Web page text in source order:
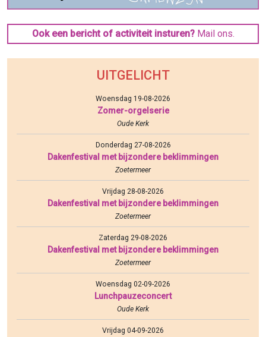
Ook een bericht of activiteit insturen?Mail ons.
UITGELICHT
Woensdag 19-08-2026
Zomer-orgelserie
Oude Kerk
Donderdag 27-08-2026
Dakenfestival met bijzondere beklimmingen
Zoetermeer
Vrijdag 28-08-2026
Dakenfestival met bijzondere beklimmingen
Zoetermeer
Zaterdag 29-08-2026
Dakenfestival met bijzondere beklimmingen
Zoetermeer
Woensdag 02-09-2026
Lunchpauzeconcert
Oude Kerk
Vrijdag 04-09-2026